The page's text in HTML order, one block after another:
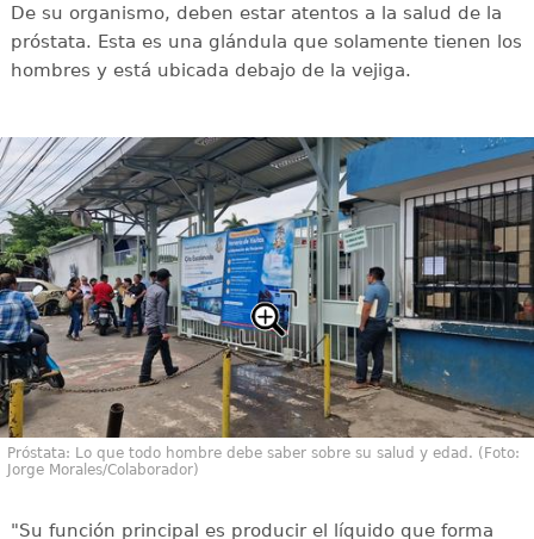
De su organismo, deben estar atentos a la salud de la
próstata. Esta es una glándula que solamente tienen los
hombres y está ubicada debajo de la vejiga.
Próstata: Lo que todo hombre debe saber sobre su salud y edad. (Foto:
Jorge Morales/Colaborador)
"Su función principal es producir el líquido que forma